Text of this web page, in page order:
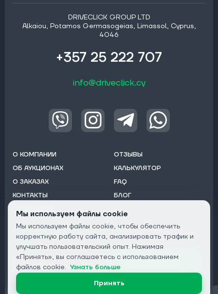
DRIVECLICK GROUP LTD
Alkaiou, Potamos Germasogeias, Limassol, Cyprus,
4046
+357 25 222 707
info@driveclick.cy
О КОМПАНИИ
ОБ АУКЦИОНАХ
О ЗАКАЗАХ
КОНТАКТЫ
ОТЗЫВЫ
КАЛЬКУЛЯТОР
FAQ
БЛОГ
Подписаться на рассылку:
Email
Мы используем файлы cookie
Мы используем файлы cookie, чтобы обеспечить
корректную работу сайта, анализировать трафик и
улучшать пользовательский опыт. Нажимая
«Принять», вы соглашаетесь с использованием
файлов cookie. Узнать больше
Принять